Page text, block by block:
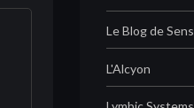
Le Blog de Sens
L'Alcyon